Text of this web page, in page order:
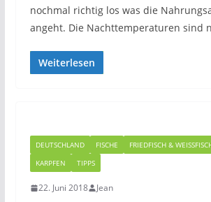
nochmal richtig los was die
angeht. Die Nachttemperaturen sind
Weiterlesen
DEUTSCHLAND FISCHE FRIEDFISCH & WEISSFISCH
KARPFEN
TIPPS
22. Juni 2018 Jean